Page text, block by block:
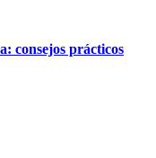
consejos prácticos